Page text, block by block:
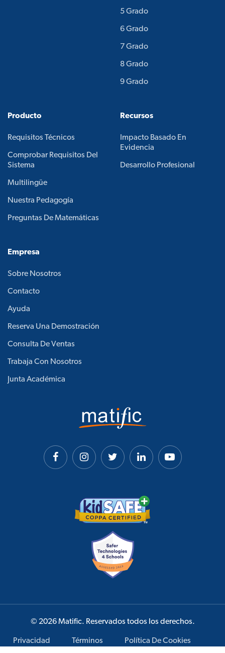
5 Grado
6 Grado
7 Grado
8 Grado
9 Grado
Producto
Requisitos Técnicos
Comprobar Requisitos Del
Sistema
Multilingüe
Nuestra Pedagogía
Preguntas De Matemáticas
Recursos
Impacto Basado En
Evidencia
Desarrollo Profesional
Empresa
Sobre Nosotros
Contacto
Ayuda
Reserva Una Demostración
Consulta De Ventas
Trabaja Con Nosotros
Junta Académica
© 2026 Matific. Reservados todos los derechos.
Privacidad Términos Política De Cookies